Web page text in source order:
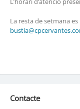
La resta de setmana
Contacte